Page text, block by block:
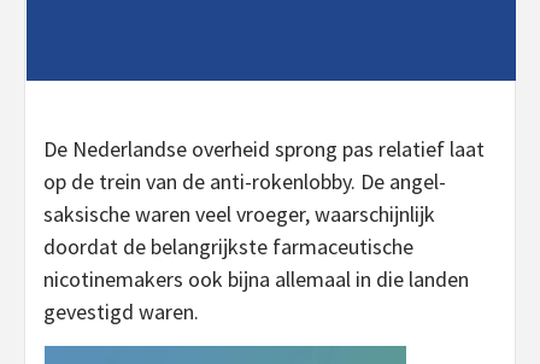
De Nederlandse overheid sprong pas relatief laat
op de trein van de anti-rokenlobby. De angel-
saksische waren veel vroeger, waarschijnlijk
doordat de belangrijkste farmaceutische
nicotinemakers ook bijna allemaal in die landen
gevestigd waren.